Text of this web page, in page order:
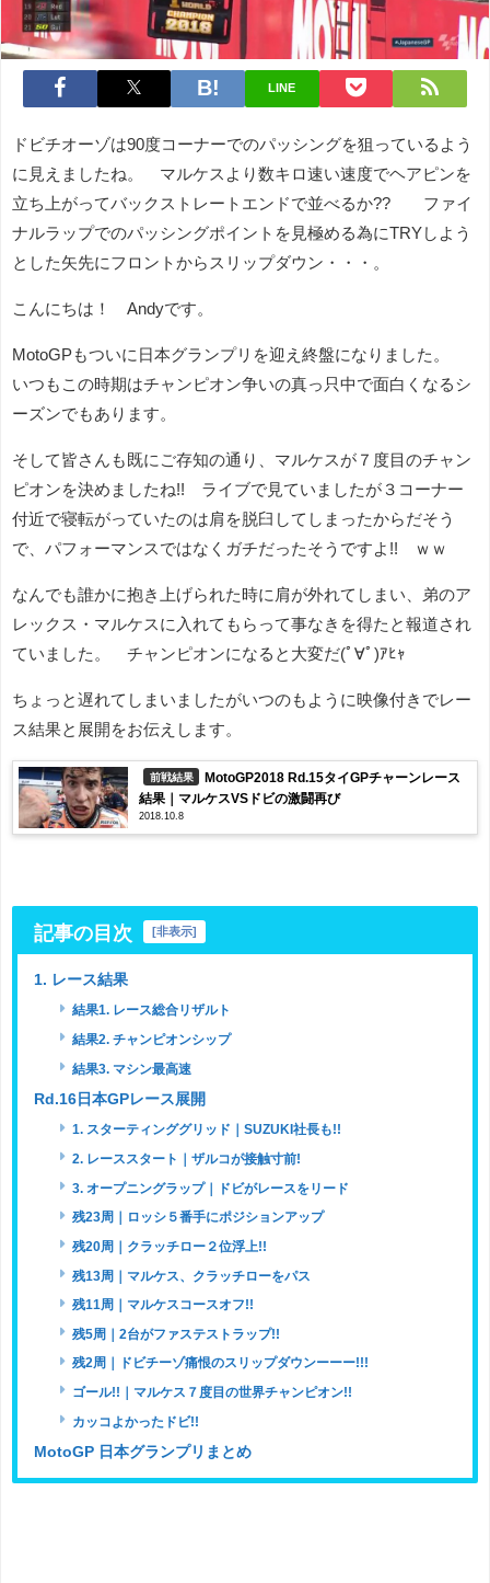
LINE
ドビチオーゾは90度コーナーでのパッシングを狙っているよう
に見えましたね。 マルケスより数キロ速い速度でヘアピンを
立ち上がってバックストレートエンドで並べるか?? ファイ
ナルラップでのパッシングポイントを見極める為にTRYしよう
とした矢先にフロントからスリップダウン・・・。
こんにちは！ Andyです。
MotoGPもついに日本グランプリを迎え終盤になりました。
いつもこの時期はチャンピオン争いの真っ只中で面白くなるシ
ーズンでもあります。
そして皆さんも既にご存知の通り、マルケスが７度目のチャン
ピオンを決めましたね!! ライブで見ていましたが３コーナー
付近で寝転がっていたのは肩を脱臼してしまったからだそう
で、パフォーマンスではなくガチだったそうですよ!! ｗｗ
なんでも誰かに抱き上げられた時に肩が外れてしまい、弟のア
レックス・マルケスに入れてもらって事なきを得たと報道され
ていました。 チャンピオンになると大変だ(ﾟ∀ﾟ)ｱﾋｬ
ちょっと遅れてしまいましたがいつのもように映像付きでレー
ス結果と展開をお伝えします。
前戦結果
MotoGP2018 Rd.15タイGPチャーンレース
結果｜マルケスVSドビの激闘再び
2018.10.8
記事の目次 [非表示]
1. レース結果
結果1. レース総合リザルト
結果2. チャンピオンシップ
結果3. マシン最高速
Rd.16日本GPレース展開
1. スターティンググリッド｜SUZUKI社長も!!
2. レーススタート｜ザルコが接触寸前!
3. オープニングラップ｜ドビがレースをリード
残23周｜ロッシ５番手にポジションアップ
残20周｜クラッチロー２位浮上!!
残13周｜マルケス、クラッチローをパス
残11周｜マルケスコースオフ!!
残5周｜2台がファステストラップ!!
残2周｜ドビチーゾ痛恨のスリップダウンーーー!!!
ゴール!!｜マルケス７度目の世界チャンピオン!!
カッコよかったドビ!!
MotoGP 日本グランプリまとめ